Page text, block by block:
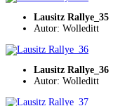
Lausitz Rallye_35
Autor: Wolleditt
Lausitz Rallye_36
Autor: Wolleditt